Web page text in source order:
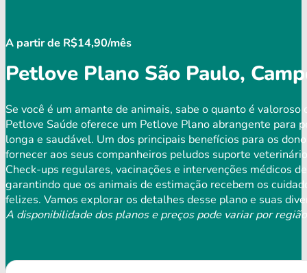
A partir de R$14,90/mês
Petlove Plano São Paulo,
Se você é um amante de animais, sabe o quanto é
Petlove Saúde oferece um Petlove Plano abrangente para
longa e saudável. Um dos principais benefícios para os
fornecer aos seus companheiros peludos suporte
Check-ups regulares, vacinações e intervenções médicos
garantindo que os animais de estimação recebem os
felizes. Vamos explorar os detalhes desse plano e suas
A disponibilidade dos planos e preços pode variar por